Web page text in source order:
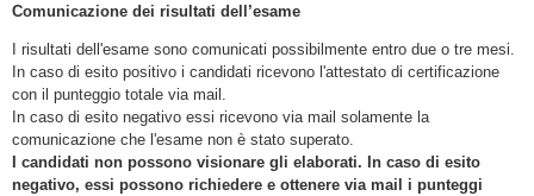
Comunicazione dei risultati dell’esame
I risultati dell'esame sono comunicati possibilmente entro due o tre mesi.
In caso di esito positivo i candidati ricevono l'attestato di certificazione
con il punteggio totale via mail.
In caso di esito negativo essi ricevono via mail solamente la
comunicazione che l'esame non è stato superato.
I candidati non possono visionare gli elaborati. In caso di esito
negativo, essi possono richiedere e ottenere via mail i punteggi